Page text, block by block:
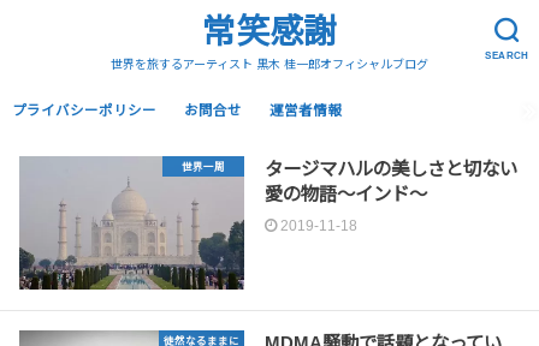
SEARCH
常笑感謝
世界を旅するアーティスト 黒木 桂一郎オフィシャルブログ
プライバシーポリシー お問合せ 運営者情報
世界一周
タージマハルの美しさと切ない
愛の物語〜インド〜
2019-11-18
徒然なるままに